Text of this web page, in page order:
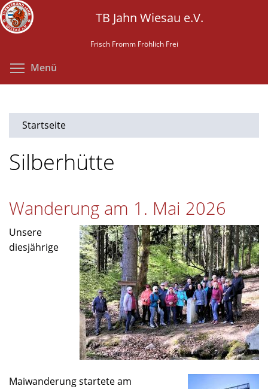
Direkt
zum
Inhalt
TB Jahn Wiesau e.V.
Frisch Fromm Fröhlich Frei
Menü
Startseite
Silberhütte
Wanderung am 1. Mai 2026
Unsere
diesjährige
Maiwanderung startete am